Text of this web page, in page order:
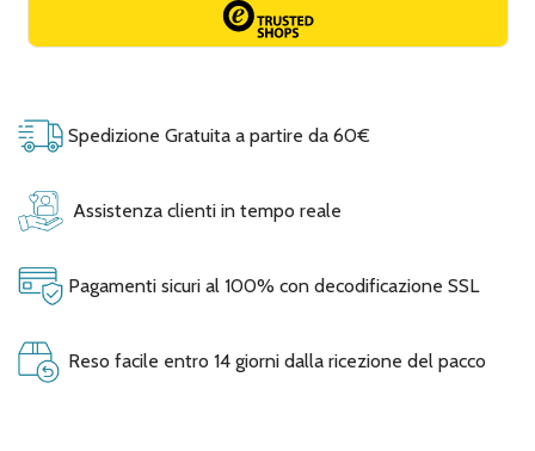
Spedizione Gratuita a partire da 60€
Assistenza clienti in tempo reale
Pagamenti sicuri al 100% con decodificazione SSL
Reso facile entro 14 giorni dalla ricezione del pacco